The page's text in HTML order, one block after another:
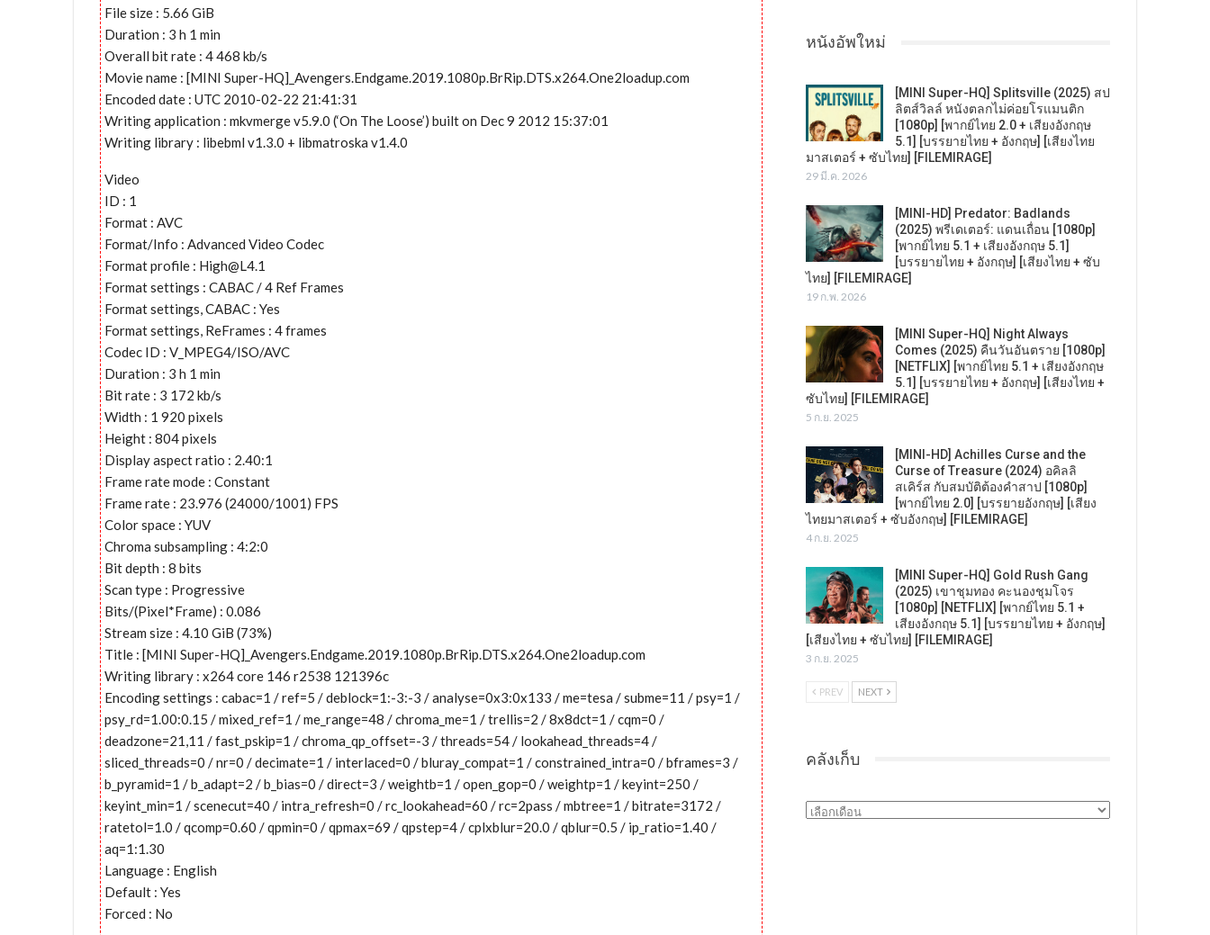
File size : 5.66 GiB
Duration : 3 h 1 min
Overall bit rate : 4 468 kb/s
Movie name : [MINI Super-HQ]_Avengers.Endgame.2019.1080p.BrRip.DTS.x264.One2loadup.com
Encoded date : UTC 2010-02-22 21:41:31
Writing application : mkvmerge v5.9.0 (‘On The Loose’) built on Dec 9 2012 15:37:01
Writing library : libebml v1.3.0 + libmatroska v1.4.0
Video
ID : 1
Format : AVC
Format/Info : Advanced Video Codec
Format profile : High@L4.1
Format settings : CABAC / 4 Ref Frames
Format settings, CABAC : Yes
Format settings, ReFrames : 4 frames
Codec ID : V_MPEG4/ISO/AVC
Duration : 3 h 1 min
Bit rate : 3 172 kb/s
Width : 1 920 pixels
Height : 804 pixels
Display aspect ratio : 2.40:1
Frame rate mode : Constant
Frame rate : 23.976 (24000/1001) FPS
Color space : YUV
Chroma subsampling : 4:2:0
Bit depth : 8 bits
Scan type : Progressive
Bits/(Pixel*Frame) : 0.086
Stream size : 4.10 GiB (73%)
Title : [MINI Super-HQ]_Avengers.Endgame.2019.1080p.BrRip.DTS.x264.One2loadup.com
Writing library : x264 core 146 r2538 121396c
Encoding settings : cabac=1 / ref=5 / deblock=1:-3:-3 / analyse=0x3:0x133 / me=tesa / subme=11 / psy=1 /
psy_rd=1.00:0.15 / mixed_ref=1 / me_range=48 / chroma_me=1 / trellis=2 / 8x8dct=1 / cqm=0 /
deadzone=21,11 / fast_pskip=1 / chroma_qp_offset=-3 / threads=54 / lookahead_threads=4 /
sliced_threads=0 / nr=0 / decimate=1 / interlaced=0 / bluray_compat=1 / constrained_intra=0 / bframes=3 /
b_pyramid=1 / b_adapt=2 / b_bias=0 / direct=3 / weightb=1 / open_gop=0 / weightp=1 / keyint=250 /
keyint_min=1 / scenecut=40 / intra_refresh=0 / rc_lookahead=60 / rc=2pass / mbtree=1 / bitrate=3172 /
ratetol=1.0 / qcomp=0.60 / qpmin=0 / qpmax=69 / qpstep=4 / cplxblur=20.0 / qblur=0.5 / ip_ratio=1.40 /
aq=1:1.30
Language : English
Default : Yes
Forced : No
หนังอัพใหม่
[MINI Super-HQ] Splitsville (2025) สป
ลิตส์วิลล์ หนังตลกไม่ค่อยโรแมนติก
[1080p] [พากย์ไทย 2.0 + เสียงอังกฤษ
5.1] [บรรยายไทย + อังกฤษ] [เสียงไทย
มาสเตอร์ + ซับไทย] [FILEMIRAGE]
29 มี.ค. 2026
[MINI-HD] Predator: Badlands
(2025) พรีเดเตอร์: แดนเถื่อน [1080p]
[พากย์ไทย 5.1 + เสียงอังกฤษ 5.1]
[บรรยายไทย + อังกฤษ] [เสียงไทย + ซับ
ไทย] [FILEMIRAGE]
19 ก.พ. 2026
[MINI Super-HQ] Night Always
Comes (2025) คืนวันอันตราย [1080p]
[NETFLIX] [พากย์ไทย 5.1 + เสียงอังกฤษ
5.1] [บรรยายไทย + อังกฤษ] [เสียงไทย +
ซับไทย] [FILEMIRAGE]
5 ก.ย. 2025
[MINI-HD] Achilles Curse and the
Curse of Treasure (2024) อคิลลิ
สเคิร์ส กับสมบัติต้องคำสาป [1080p]
[พากย์ไทย 2.0] [บรรยายอังกฤษ] [เสียง
ไทยมาสเตอร์ + ซับอังกฤษ] [FILEMIRAGE]
4 ก.ย. 2025
[MINI Super-HQ] Gold Rush Gang
(2025) เขาชุมทอง คะนองชุมโจร
[1080p] [NETFLIX] [พากย์ไทย 5.1 +
เสียงอังกฤษ 5.1] [บรรยายไทย + อังกฤษ]
[เสียงไทย + ซับไทย] [FILEMIRAGE]
3 ก.ย. 2025
PREV NEXT
คลังเก็บ
คลัง